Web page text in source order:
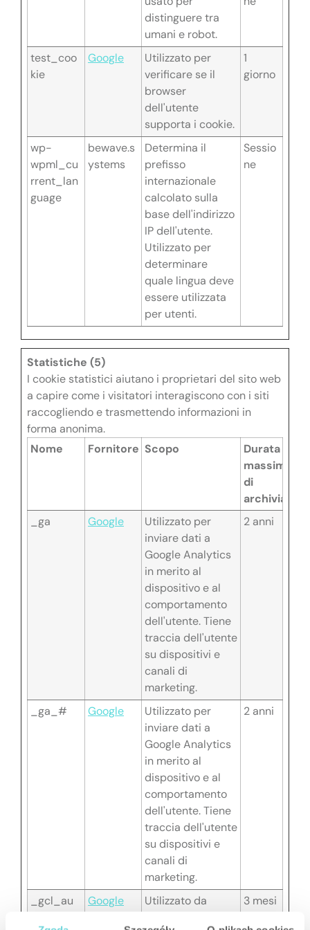
distinguere tra
umani e robot.
test_coo
kie
Google
Utilizzato per
verificare se il
browser
dell'utente
supporta i cookie.
1
giorno
wp-
wpml_cu
rrent_lan
guage
bewave.s
ystems
Determina il
prefisso
internazionale
calcolato sulla
base dell'indirizzo
IP dell'utente.
Utilizzato per
determinare
quale lingua deve
essere utilizzata
per utenti.
Sessio
ne
Statistiche (5)
I cookie statistici aiutano i proprietari del sito web
a capire come i visitatori interagiscono con i siti
raccogliendo e trasmettendo informazioni in
forma anonima.
Nome
Fornitore Scopo
Durata
massima
di
_ga
Google
Utilizzato per
inviare dati a
Google Analytics
in merito al
dispositivo e al
comportamento
dell'utente. Tiene
traccia dell'utente
su dispositivi e
canali di
marketing.
2 anni
_ga_# Google
Utilizzato per
inviare dati a
Google Analytics
in merito al
dispositivo e al
comportamento
dell'utente. Tiene
traccia dell'utente
su dispositivi e
canali di
marketing.
2 anni
_gcl_au Google
Utilizzato da
3 mesi